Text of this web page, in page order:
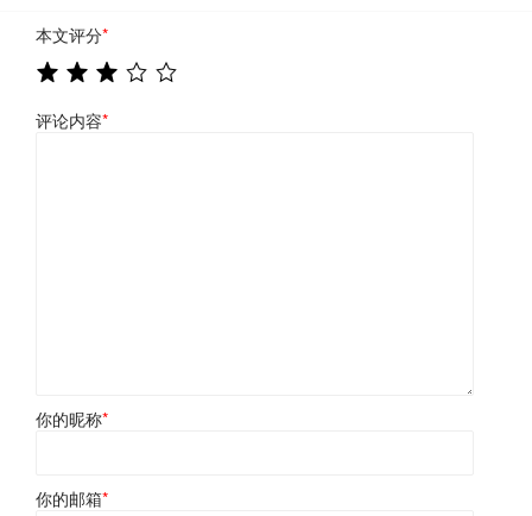
本文评分*
评论内容*
你的昵称*
你的邮箱*